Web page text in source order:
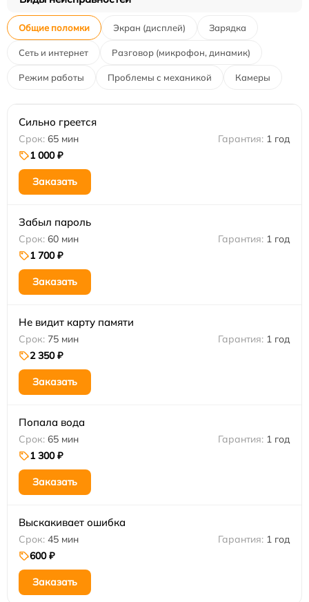
Общие поломки Экран (дисплей) Зарядка
Сеть и интернет Разговор (микрофон, динамик)
Режим работы Проблемы с механикой Камеры
Сильно греется
65 мин
1 год
1 000 ₽
Заказать
Забыл пароль
60 мин
1 год
1 700 ₽
Заказать
Не видит карту памяти
75 мин
1 год
2 350 ₽
Заказать
Попала вода
65 мин
1 год
1 300 ₽
Заказать
Выскакивает ошибка
45 мин
1 год
600 ₽
Заказать